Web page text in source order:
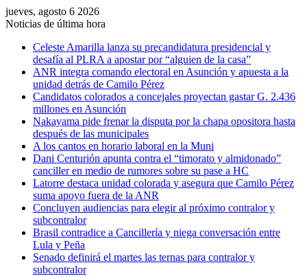
jueves, agosto 6 2026
Noticias de última hora
Celeste Amarilla lanza su precandidatura presidencial y
desafía al PLRA a apostar por “alguien de la casa”
ANR integra comando electoral en Asunción y apuesta a la
unidad detrás de Camilo Pérez
Candidatos colorados a concejales proyectan gastar G. 2.436
millones en Asunción
Nakayama pide frenar la disputa por la chapa opositora hasta
después de las municipales
A los cantos en horario laboral en la Muni
Dani Centurión apunta contra el “timorato y almidonado”
canciller en medio de rumores sobre su pase a HC
Latorre destaca unidad colorada y asegura que Camilo Pérez
suma apoyo fuera de la ANR
Concluyen audiencias para elegir al próximo contralor y
subcontralor
Brasil contradice a Cancillería y niega conversación entre
Lula y Peña
Senado definirá el martes las ternas para contralor y
subcontralor